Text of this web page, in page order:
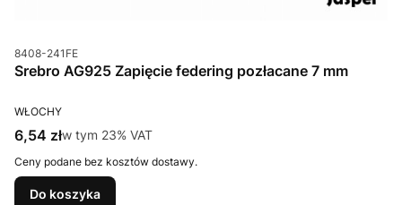
Kod produktu
8408-241FE
Srebro AG925 Zapięcie federing pozłacane 7 mm
PRODUCENT
WŁOCHY
Cena brutto
6,54 złw tym %s VAT
w tym 23% VAT
Ceny podane bez kosztów dostawy.
Do koszyka